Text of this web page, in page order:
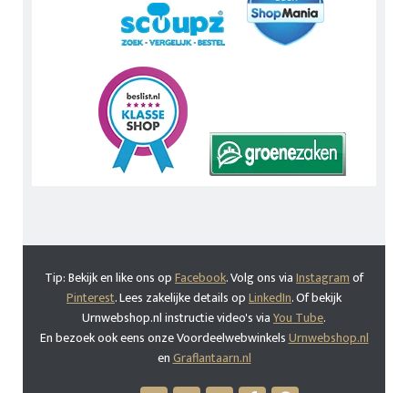
Tip: Bekijk en like ons opFacebook. Volg ons viaInstagramof
Pinterest. Lees zakelijke details opLinkedIn. Of bekijk
Urnwebshop.nl instructie video's viaYou Tube.
En bezoek ook eens onze VoordeelwebwinkelsUrnwebshop.nl
enGraflantaarn.nl